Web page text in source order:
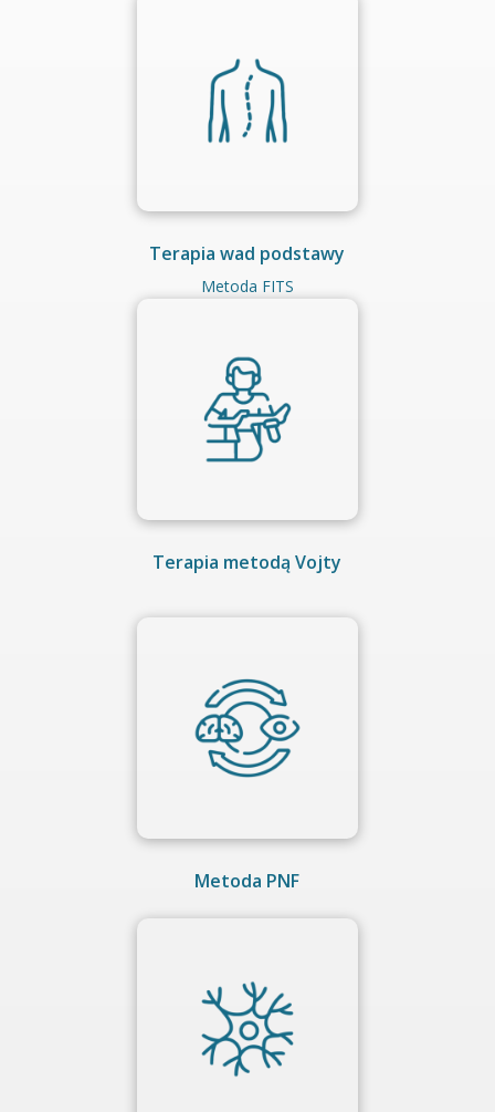
Terapia wad podstawy
Metoda FITS
Terapia metodą Vojty
Metoda PNF